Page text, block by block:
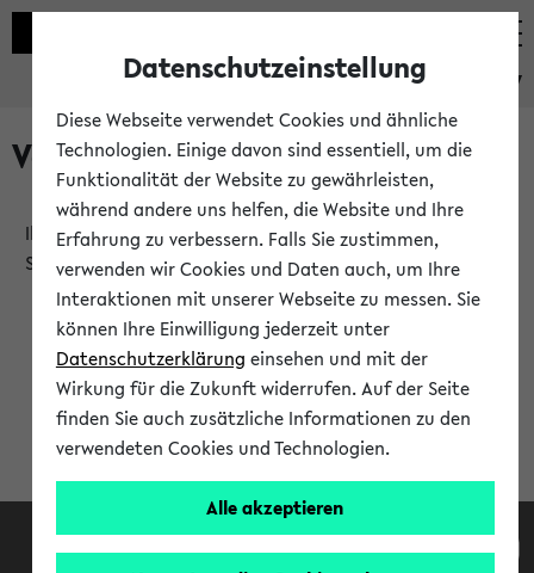
eKVV
Verlauf
Ihr Verlauf ist leer. Er wird sich im Verlauf Ihrer eKVV
Sitzung füllen.
Datenschutzeinstellung
Diese Webseite verwendet Cookies und ähnliche
Technologien. Einige davon sind essentiell, um die
Funktionalität der Website zu gewährleisten,
während andere uns helfen, die Website und Ihre
Erfahrung zu verbessern. Falls Sie zustimmen,
verwenden wir Cookies und Daten auch, um Ihre
Interaktionen mit unserer Webseite zu messen. Sie
können Ihre Einwilligung jederzeit unter
Datenschutzerklärung einsehen und mit der
Wirkung für die Zukunft widerrufen. Auf der Seite
finden Sie auch zusätzliche Informationen zu den
verwendeten Cookies und Technologien.
Alle akzeptieren